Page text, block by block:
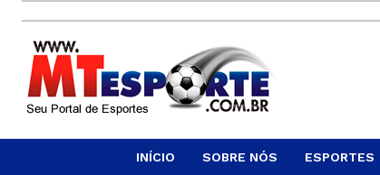
INÍCIO SOBRE NÓS ESPORTES